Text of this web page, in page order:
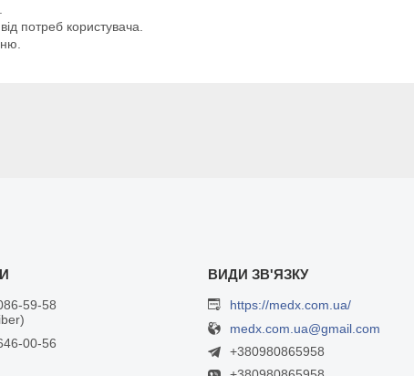
потреб користувача.
59-58
00-56
https://medx.com.ua/
medx.com.ua@gmail.com
+380980865958